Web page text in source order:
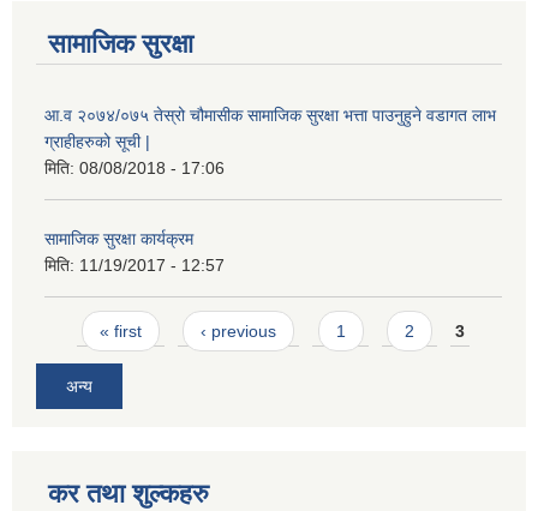
सामाजिक सुरक्षा
आ.व २०७४/०७५ तेस्रो चौमासीक सामाजिक सुरक्षा भत्ता पाउनुहुने वडागत लाभ
ग्राहीहरुको सूची |
मिति: 08/08/2018 - 17:06
सामाजिक सुरक्षा कार्यक्रम
मिति: 11/19/2017 - 12:57
Pages
« first ‹ previous 1 2 3
अन्य
कर तथा शुल्कहरु